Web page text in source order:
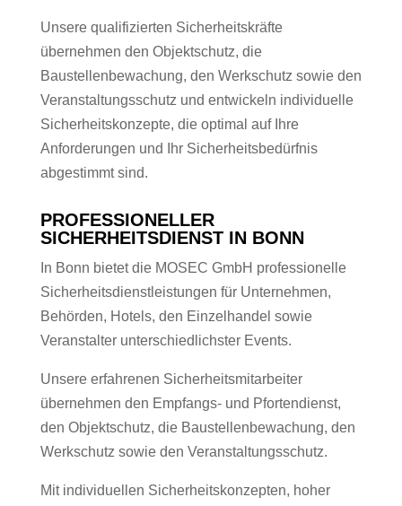
Unsere qualifizierten Sicherheitskräfte
übernehmen den Objektschutz, die
Baustellenbewachung, den Werkschutz sowie den
Veranstaltungsschutz und entwickeln individuelle
Sicherheitskonzepte, die optimal auf Ihre
Anforderungen und Ihr Sicherheitsbedürfnis
abgestimmt sind.
PROFESSIONELLER
SICHERHEITSDIENST IN BONN
In Bonn bietet die MOSEC GmbH professionelle
Sicherheitsdienstleistungen für Unternehmen,
Behörden, Hotels, den Einzelhandel sowie
Veranstalter unterschiedlichster Events.
Unsere erfahrenen Sicherheitsmitarbeiter
übernehmen den Empfangs- und Pfortendienst,
den Objektschutz, die Baustellenbewachung, den
Werkschutz sowie den Veranstaltungsschutz.
Mit individuellen Sicherheitskonzepten, hoher